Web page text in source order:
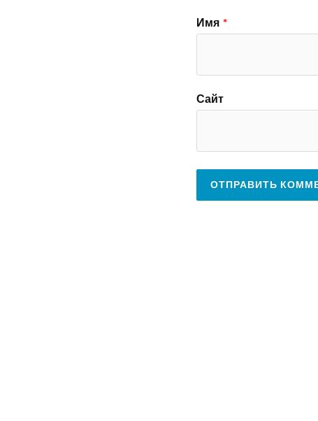
Имя *
Сайт